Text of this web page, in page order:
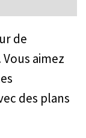
de
aimez
des plans